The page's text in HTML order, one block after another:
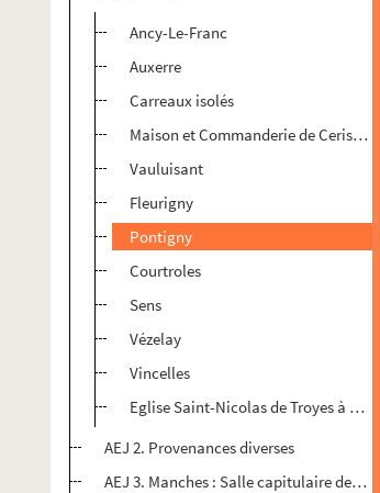
Ancy-Le-Franc
Auxerre
Carreaux isolés
Maison et Commanderie de Cerisiers
Vauluisant
Fleurigny
Pontigny
Courtroles
Sens
Vézelay
Vincelles
Eglise Saint-Nicolas de Troyes à
AEJ 2. Provenances diverses
AEJ 3. Manches : Salle capitulaire de